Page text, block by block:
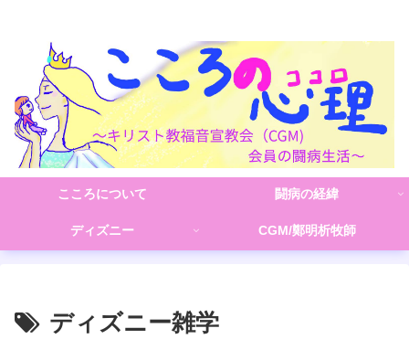
こころについて 闘病の経緯
ディズニー CGM/鄭明析牧師
ディズニー雑学